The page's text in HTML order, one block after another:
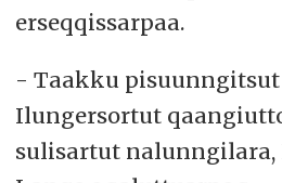
erseqqissarpaa.
- Taakku
Ilungersortut
sulisartut nalunngilara,